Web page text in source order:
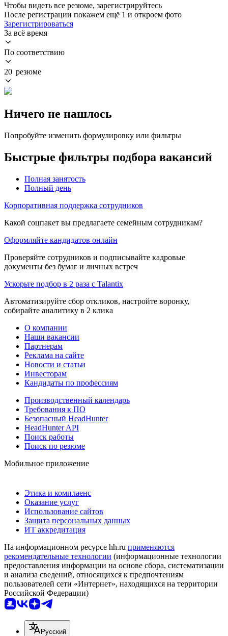
Чтобы видеть все резюме, зарегистрируйтесь
После регистрации покажем ещё 1 и откроем фото
Зарегистрироваться
За всё время
По соответствию
20 резюме
Ничего не нашлось
Попробуйте изменить формулировку или фильтры
Быстрые фильтры подбора вакансий
Полная занятость
Полный день
Корпоративная поддержка сотрудников
Какой соцпакет вы предлагаете семейным сотрудникам?
Оформляйте кандидатов онлайн
Проверяйте сотрудников и подписывайте кадровые
документы без бумаг и личных встреч
Ускорьте подбор в 2 раза с Talantix
Автоматизируйте сбор откликов, настройте воронку,
собирайте аналитику в 2 клика
О компании
Наши вакансии
Партнерам
Реклама на сайте
Новости и статьи
Инвесторам
Кандидаты по профессиям
Производственный календарь
Требования к ПО
Безопасный HeadHunter
HeadHunter API
Поиск работы
Поиск по резюме
Мобильное приложение
Этика и комплаенс
Оказание услуг
Использование сайтов
Защита персональных данных
ИТ аккредитация
На информационном ресурсе hh.ru применяются
рекомендательные технологии (информационные технологии
предоставления информации на основе сбора, систематизации
и анализа сведений, относящихся к предпочтениям
пользователей сети «Интернет», находящихся на территории
Российской Федерации)
Русский